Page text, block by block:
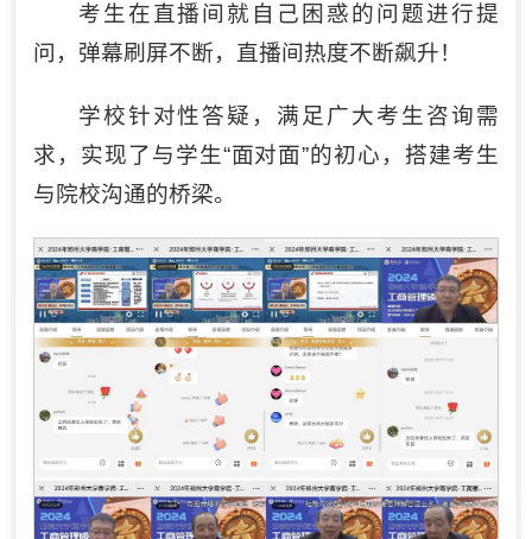
考生在直播间就自己困惑的问题进行提
问，弹幕刷屏不断，直播间热度不断飙升！
学校针对性答疑，满足广大考生咨询需
求，实现了与学生“面对面”的初心，搭建考生
与院校沟通的桥梁。